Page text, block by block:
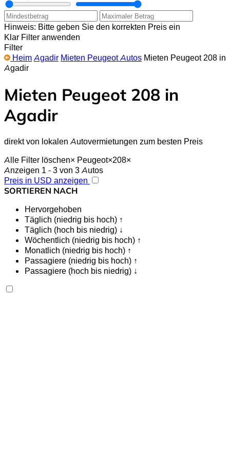
Hinweis: Bitte geben Sie den korrekten Preis ein
Klar Filter anwenden
Filter
Heim Agadir Mieten Peugeot Autos Mieten Peugeot 208 in
Agadir
Mieten Peugeot 208 in
Agadir
direkt von lokalen Autovermietungen zum besten Preis
Alle Filter löschen× Peugeot×208×
Anzeigen 1 - 3 von 3 Autos
Preis in USD anzeigen
SORTIEREN NACH
Hervorgehoben
Täglich (niedrig bis hoch) ↑
Täglich (hoch bis niedrig) ↓
Wöchentlich (niedrig bis hoch) ↑
Monatlich (niedrig bis hoch) ↑
Passagiere (niedrig bis hoch) ↑
Passagiere (hoch bis niedrig) ↓